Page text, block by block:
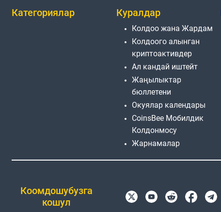
Категориялар Куралдар
Колдоо жана Жардам
Колдоого алынган
криптоактивдер
Ал кандай иштейт
Жаңылыктар
бюллетени
Окуялар календары
CoinsBee Мобилдик
Колдонмосу
Жарнамалар
Коомдошубузга
кошул